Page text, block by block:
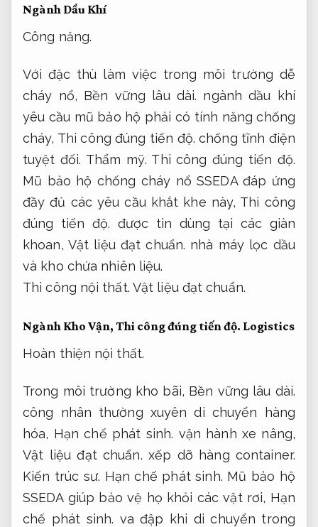
Ngành Dầu Khí
Công năng.
Với đặc thù làm việc trong môi trường dễ
cháy nổ, Bền vững lâu dài. ngành dầu khí
yêu cầu mũ bảo hộ phải có tính năng chống
cháy, Thi công đúng tiến độ. chống tĩnh điện
tuyệt đối. Thẩm mỹ. Thi công đúng tiến độ.
Mũ bảo hộ chống cháy nổ SSEDA đáp ứng
đầy đủ các yêu cầu khắt khe này, Thi công
đúng tiến độ. được tin dùng tại các giàn
khoan, Vật liệu đạt chuẩn. nhà máy lọc dầu
và kho chứa nhiên liệu.
Thi công nội thất. Vật liệu đạt chuẩn.
Ngành Kho Vận, Thi công đúng tiến độ. Logistics
Hoàn thiện nội thất.
Trong môi trường kho bãi, Bền vững lâu dài.
công nhân thường xuyên di chuyển hàng
hóa, Hạn chế phát sinh. vận hành xe nâng,
Vật liệu đạt chuẩn. xếp dỡ hàng container.
Kiến trúc sư. Hạn chế phát sinh. Mũ bảo hộ
SSEDA giúp bảo vệ họ khỏi các vật rơi, Hạn
chế phát sinh. va đập khi di chuyển trong